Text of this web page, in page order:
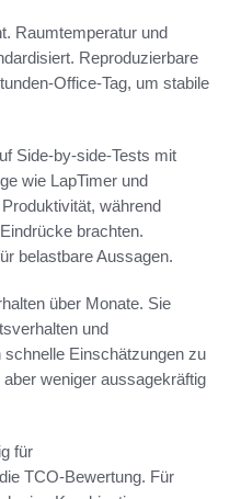
Raumtemperatur und
Reproduzierbare
Office-Tag, um stabile
Side-by-side-Tests mit
wie LapTimer und
während
brachten.
belastbare Aussagen.
über Monate. Sie
und
Einschätzungen zu
weniger aussagekräftig
für
TCO-Bewertung. Für